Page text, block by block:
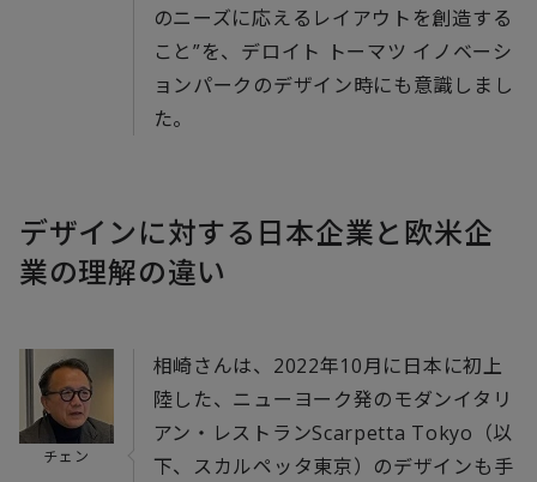
のニーズに応えるレイアウトを創造する
こと”を、デロイト トーマツ イノベーシ
ョンパークのデザイン時にも意識しまし
た。
デザインに対する日本企業と欧米企
業の理解の違い
チェン
相崎さんは、2022年10月に日本に初上
陸した、ニューヨーク発のモダンイタリ
アン・レストランScarpetta Tokyo（以
下、スカルペッタ東京）のデザインも手